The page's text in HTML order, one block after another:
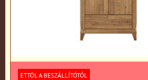
ETTÖL A BESZÁLLÍTÓTÓL